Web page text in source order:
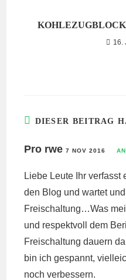
16.
DIESER BEITRAG
Pro rwe7 NOV 2016
Liebe Leute Ihr
den Blog und wartet
Freischaltung…Was
und respektvoll dem
Freischaltung dauern
bin ich gespannt,
noch verbessern.